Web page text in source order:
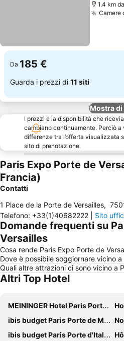
1.4 km
Camere
Da 185 €
Guarda i prezzi di 11 siti
Mostra di
I prezzi e la disponibilità che
cambiano continuamente. Perciò
differenze tra l’offerta visualizzata
sito di prenotazione.
Paris Expo Porte de
Francia)
Contatti
1 Place de la Porte de Versailles,
Telefono: +33(1)40682222 Sito
Domande frequenti su
Versailles
Cosa rende Paris Expo Porte de
Dove è possibile soggiornare vicino
Quali altre attrazioni ci sono vicino a
Altri Top Hotel
MEININGER Hotel Paris Porte De Vincennes
ibis budget Paris Porte de Montmartre
ibis budget Paris Porte d'Italie Ouest